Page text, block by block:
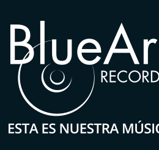
navegación
página